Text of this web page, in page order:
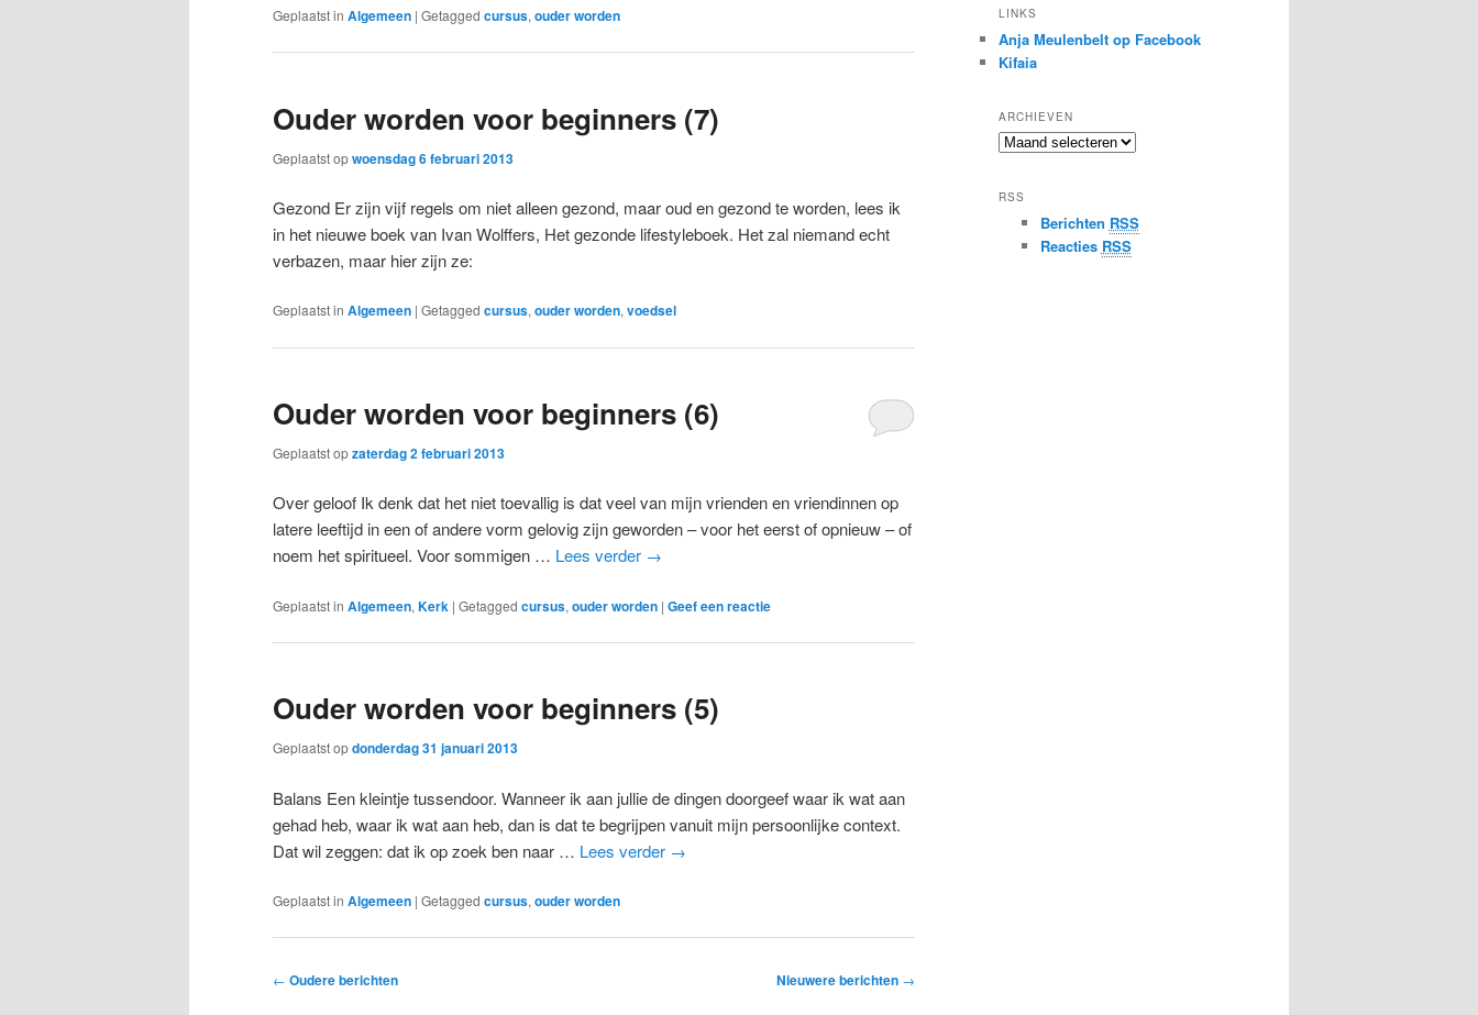
Geplaatst in Algemeen | Getagged cursus, ouder worden
Ouder worden voor beginners (7)
Geplaatst opwoensdag 6 februari 2013
Gezond Er zijn vijf regels om niet alleen gezond, maar oud en gezond te worden, lees ik
in het nieuwe boek van Ivan Wolffers, Het gezonde lifestyleboek. Het zal niemand echt
verbazen, maar hier zijn ze:
Geplaatst in Algemeen | Getagged cursus,ouder worden,voedsel
Ouder worden voor beginners (6)
Geplaatst opzaterdag 2 februari 2013
Over geloof Ik denk dat het niet toevallig is dat veel van mijn vrienden en vriendinnen op
latere leeftijd in een of andere vorm gelovig zijn geworden – voor het eerst of opnieuw – of
noem het spiritueel. Voor sommigen … Lees verder →
Geplaatst in Algemeen, Kerk | Getagged cursus, ouder worden | Geef een reactie
Ouder worden voor beginners (5)
Geplaatst opdonderdag 31 januari 2013
Balans Een kleintje tussendoor. Wanneer ik aan jullie de dingen doorgeef waar ik wat aan
gehad heb, waar ik wat aan heb, dan is dat te begrijpen vanuit mijn persoonlijke context.
Dat wil zeggen: dat ik op zoek ben naar … Lees verder →
Geplaatst in Algemeen | Getagged cursus, ouder worden
Bericht
← Oudere berichten Nieuwere berichten →
LINKS
Anja Meulenbelt op Facebook
Kifaia
ARCHIEVEN
Archieven
RSS
Berichten RSS
Reacties RSS